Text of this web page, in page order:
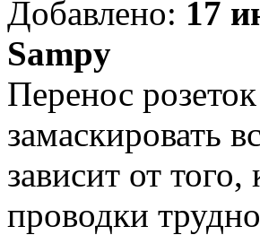
Добавлено: 17
Sampy
Перенос
замаскировать
зависит от
проводки